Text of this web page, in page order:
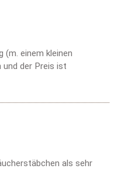
(m. einem kleinen
der Preis ist
als sehr